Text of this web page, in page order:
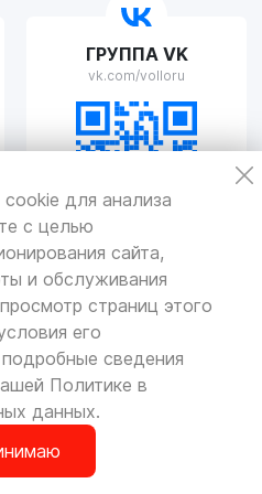
для анализа
с целью
сайта,
и обслуживания
страниц этого
его
сведения
Политике в
данных.
д.109/2
Вс выходной
Корыткова, 17А
Вс с 10:00 до 19:00
ГРУППА VK
vk.com/volloru
сайта защищена законом